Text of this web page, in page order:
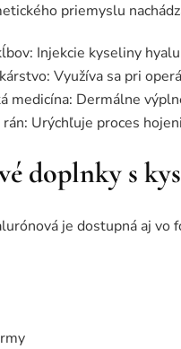
priemyslu
Injekcie kyseliny
Využíva sa pri
medicína: Dermálne
Urýchľuje proces
doplnky s
je dostupná aj vo